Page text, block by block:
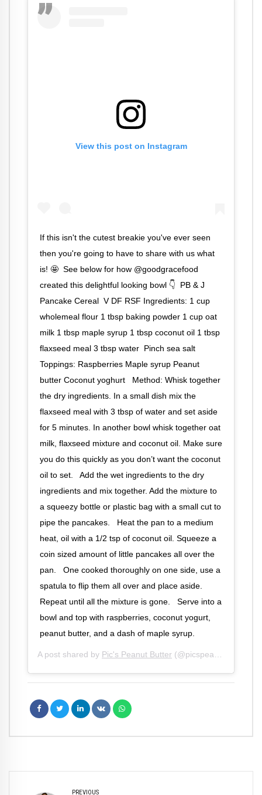
View this post on Instagram
If this isn't the cutest breakie you've ever seen
then you're going to have to share with us what
is! 🤩⁠ ⁠ See below for how @goodgracefood
created this delightful looking bowl 👇⁠ ⁠ PB & J
Pancake Cereal⁣⁠ ⁠ ⁣⁠V DF RSF⁣⁠ Ingredients:⁣⁠ 1 cup
wholemeal flour⁣⁠ 1 tbsp baking powder⁣⁠ 1 cup oat
milk⁣⁠ 1 tbsp maple syrup⁣⁠ 1 tbsp coconut oil⁣⁠ 1 tbsp
flaxseed meal⁣⁠ 3 tbsp water ⁣⁠ Pinch sea salt⁣⁠ ⁣⁠
Toppings:⁣⁠ Raspberries⁣⁠ Maple syrup⁣⁠ Peanut
butter⁣⁠ Coconut yoghurt ⁣⁠ ⁣⁠ Method:⁣⁠ Whisk together
the dry ingredients. In a small dish mix the
flaxseed meal with 3 tbsp of water and set aside
for 5 minutes. In another bowl whisk together oat
milk, flaxseed mixture and coconut oil. Make sure
you do this quickly as you don’t want the coconut
oil to set. ⁣⁠ ⁣⁠ Add the wet ingredients to the dry
ingredients and mix together. Add the mixture to
a squeezy bottle or plastic bag with a small cut to
pipe the pancakes. ⁣⁠ ⁣⁠ Heat the pan to a medium
heat, oil with a 1/2 tsp of coconut oil. Squeeze a
coin sized amount of little pancakes all over the
pan. ⁣⁠ ⁣⁠ One cooked thoroughly on one side, use a
spatula to flip them all over and place aside.
Repeat until all the mixture is gone. ⁣⁠ ⁣⁠ Serve into a
bowl and top with raspberries, coconut yogurt,
peanut butter, and a dash of maple syrup.
A post shared by Pic's Peanut Butter (@picspeanutbutter) on
PREVIOUS